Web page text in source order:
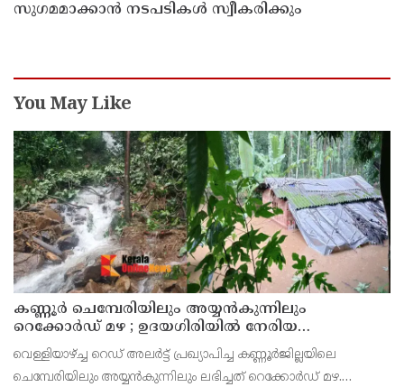
സുഗമമാക്കാന്‍ നടപടികള്‍ സ്വീകരിക്കും
You May Like
കണ്ണൂർ ചെമ്പേരിയിലും അയ്യൻകുന്നിലും
റെക്കോർഡ് മഴ ; ഉദയഗിരിയിൽ നേരിയ
ഉരുൾപൊട്ടൽ; 13 പേരെ ക്യാമ്പിലേക്ക് മാറ്റി
വെള്ളിയാഴ്ച്ച റെഡ് അലർട്ട് പ്രഖ്യാപിച്ച കണ്ണൂർജില്ലയിലെ
ചെമ്പേരിയിലും അയ്യൻകുന്നിലും ലഭിച്ചത് റെക്കോർഡ് മഴ.